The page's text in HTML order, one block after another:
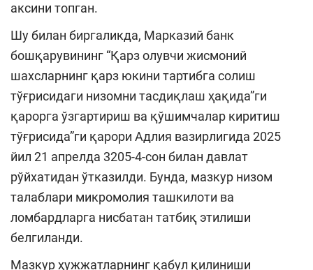
аксини топган.
Шу билан биргаликда, Марказий банк
бошқарувининг “Қарз олувчи жисмоний
шахсларнинг қарз юкини тартибга солиш
тўғрисидаги низомни тасдиқлаш ҳақида”ги
қарорга ўзгартириш ва қўшимчалар киритиш
тўғрисида”ги қарори Адлия вазирлигида 2025
йил 21 апрелда 3205-4-сон билан давлат
рўйхатидан ўтказилди. Бунда, мазкур низом
талаблари микромолия ташкилоти ва
ломбардларга нисбатан татбиқ этилиши
белгиланди.
Мазкур ҳужжатларнинг қабул қилиниши